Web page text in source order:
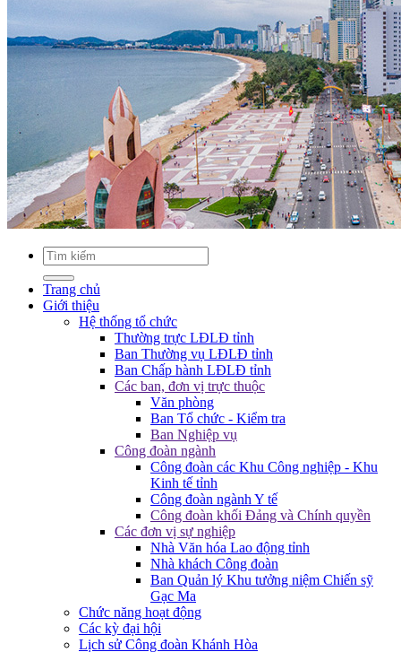
Trang chủ
Giới thiệu
Hệ thống tổ chức
Thường trực LĐLĐ tỉnh
Ban Thường vụ LĐLĐ tỉnh
Ban Chấp hành LĐLĐ tỉnh
Các ban, đơn vị trực thuộc
Văn phòng
Ban Tổ chức - Kiểm tra
Ban Nghiệp vụ
Công đoàn ngành
Công đoàn các Khu Công nghiệp - Khu
Kinh tế tỉnh
Công đoàn ngành Y tế
Công đoàn khối Đảng và Chính quyền
Các đơn vị sự nghiệp
Nhà Văn hóa Lao động tỉnh
Nhà khách Công đoàn
Ban Quản lý Khu tưởng niệm Chiến sỹ
Gạc Ma
Chức năng hoạt động
Các kỳ đại hội
Lịch sử Công đoàn Khánh Hòa